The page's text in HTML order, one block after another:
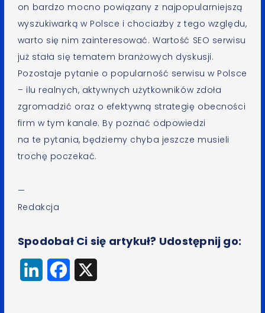
on bardzo mocno powiązany z najpopularniejszą
wyszukiwarką w Polsce i chociażby z tego względu,
warto się nim zainteresować. Wartość SEO serwisu
już stała się tematem branżowych dyskusji.
Pozostaje pytanie o popularność serwisu w Polsce
– ilu realnych, aktywnych użytkowników zdoła
zgromadzić oraz o efektywną strategię obecności
firm w tym kanale. By poznać odpowiedzi
na te pytania, będziemy chyba jeszcze musieli
trochę poczekać.
—
Redakcja
Spodobał Ci się artykuł? Udostępnij go:
LinkedInFacebook